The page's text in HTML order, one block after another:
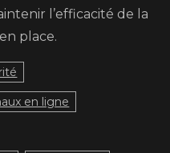
l’efficacité de la
place.
en ligne